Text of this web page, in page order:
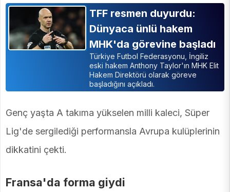
TFF resmen duyurdu:
Dünyaca ünlü hakem
MHK'da görevine başladı
Türkiye Futbol Federasyonu, İngiliz
eski hakem Anthony Taylor'ın MHK Elit
Hakem Direktörü olarak göreve
başladığını açıkladı.
Genç yaşta A takıma yükselen milli kaleci, Süper
Lig'de sergilediği performansla Avrupa kulüplerinin
dikkatini çekti.
Fransa'da forma giydi